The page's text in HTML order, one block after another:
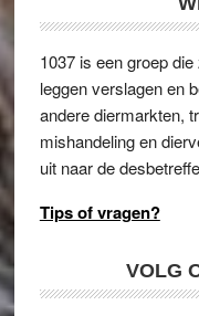
1037 is een groep
leggen verslagen en
andere diermarkten,
mishandeling en
uit naar de
Tips of vragen?
VOLG